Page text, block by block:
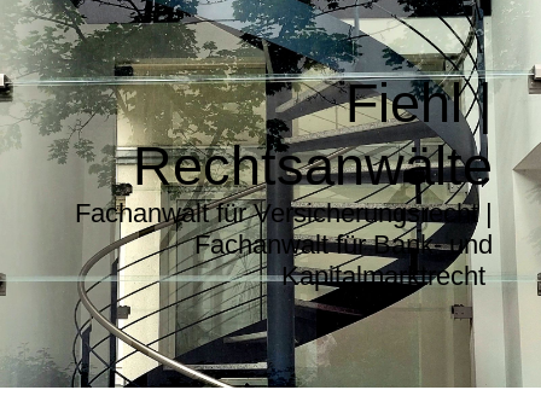
Fiehl |
Rechtsanwälte
Fachanwalt für Versicherungsrecht |
Fachanwalt für Bank- und
Kapitalmarktrecht